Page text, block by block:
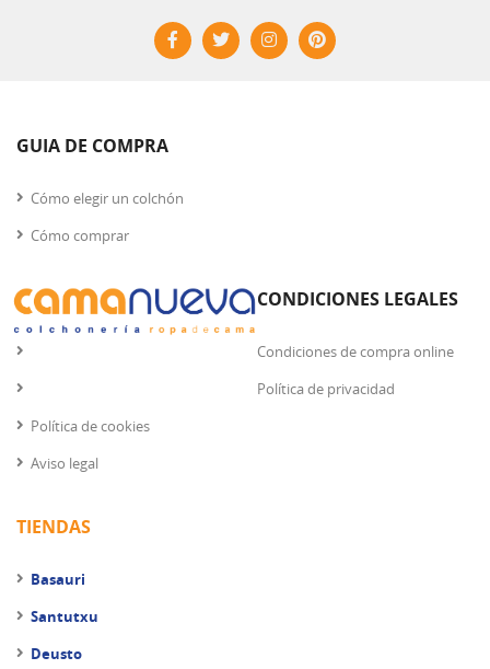
GUIA DE COMPRA
Cómo elegir un colchón
Cómo comprar
CONDICIONES LEGALES
Condiciones de compra online
Política de privacidad
Política de cookies
Aviso legal
TIENDAS
Basauri
Santutxu
Deusto